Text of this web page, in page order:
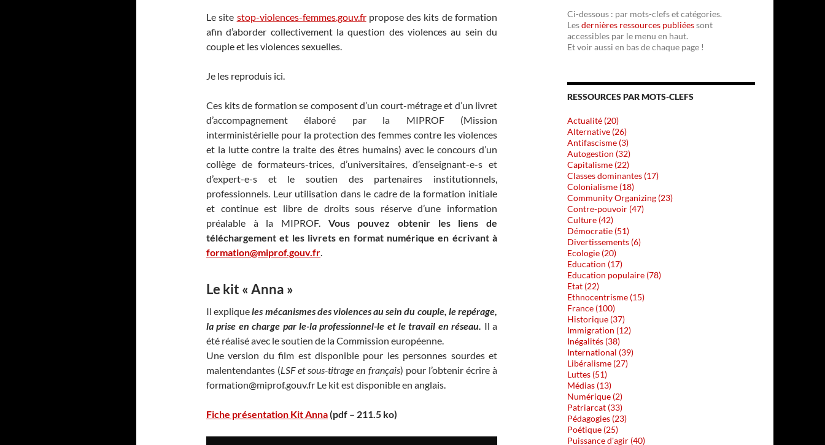
Le site stop-violences-femmes.gouv.frpropose des kits de formation
afin d’aborder collectivement la question des violences au sein du
couple et les violences sexuelles.
Je les reproduis ici.
Ces kits de formation se composent d’un court-métrage et d’un livret
d’accompagnement élaboré par la MIPROF (Mission
interministérielle pour la protection des femmes contre les violences
et la lutte contre la traite des êtres humains) avec le concours d’un
collège de formateurs-trices, d’universitaires, d’enseignant-e-s et
d’expert-e-s et le soutien des partenaires institutionnels,
professionnels. Leur utilisation dans le cadre de la formation initiale
et continue est libre de droits sous réserve d’une information
préalable à la MIPROF. Vous pouvez obtenir les liens de
téléchargement et les livrets en format numérique en écrivant à
formation@miprof.gouv.fr.
Le kit « Anna »
Il expliqueles mécanismes des violences au sein du couple, le repérage,
la prise en charge par le-la professionnel-le et le travail en réseau. Il a
été réalisé avec le soutien de la Commission européenne.
Une version du film est disponible pour les personnes sourdes et
malentendantes (LSF et sous-titrage en français) pour l’obtenir écrire à
formation@miprof.gouv.fr Le kit est disponible en anglais.
Fiche présentation Kit Anna(pdf – 211.5 ko)
Ci-dessous : par mots-clefs et catégories.
Lesdernières ressources publiéessont
accessibles par le menu en haut.
Et voir aussi en bas de chaque page !
RESSOURCES PAR MOTS-CLEFS
Actualité (20)
Alternative (26)
Antifascisme (3)
Autogestion (32)
Capitalisme (22)
Classes dominantes (17)
Colonialisme (18)
Community Organizing (23)
Contre-pouvoir (47)
Culture (42)
Démocratie (51)
Divertissements (6)
Ecologie (20)
Education (17)
Education populaire (78)
Etat (22)
Ethnocentrisme (15)
France (100)
Historique (37)
Immigration (12)
Inégalités (38)
International (39)
Libéralisme (27)
Luttes (51)
Médias (13)
Numérique (2)
Patriarcat (33)
Pédagogies (23)
Poétique (25)
Puissance d'agir (40)